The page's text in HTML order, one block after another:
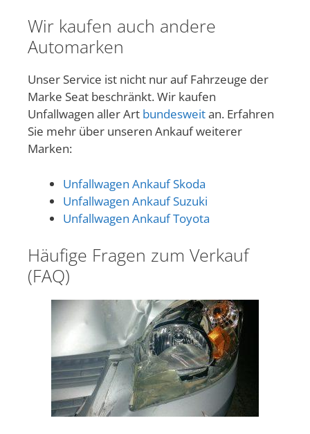
Wir kaufen auch andere
Automarken
Unser Service ist nicht nur auf Fahrzeuge der
Marke Seat beschränkt. Wir kaufen
Unfallwagen aller Art bundesweitan. Erfahren
Sie mehr über unseren Ankauf weiterer
Marken:
Unfallwagen Ankauf Skoda
Unfallwagen Ankauf Suzuki
Unfallwagen Ankauf Toyota
Häufige Fragen zum Verkauf
(FAQ)